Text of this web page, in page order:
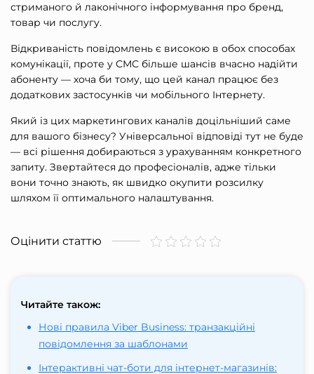
стриманого й лаконічного інформування про бренд,
товар чи послугу.
Відкриваність повідомлень є високою в обох способах
комунікації, проте у СМС більше шансів вчасно надійти
абоненту — хоча би тому, що цей канал працює без
додаткових застосунків чи мобільного Інтернету.
Який із цих маркетингових каналів доцільніший саме
для вашого бізнесу? Універсальної відповіді тут не буде
— всі рішення добираються з урахуванням конкретного
запиту. Звертайтеся до професіоналів, адже тільки
вони точно знають, як швидко окупити розсилку
шляхом її оптимального налаштування.
Оцінити статтю
Читайте також:
Нові правила Viber Business: транзакційні
повідомлення за шаблонами
Інтерактивні чат-боти для інтернет-магазинів: